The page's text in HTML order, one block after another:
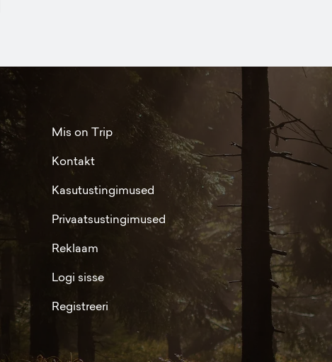
Mis on Trip
Kontakt
Kasutustingimused
Privaatsustingimused
Reklaam
Logi sisse
Registreeri